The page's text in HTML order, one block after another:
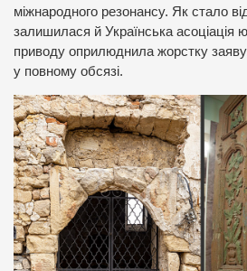
міжнародного резонансу. Як стало
залишилася й Українська асоціація
приводу оприлюднила жорстку
у повному обсязі.